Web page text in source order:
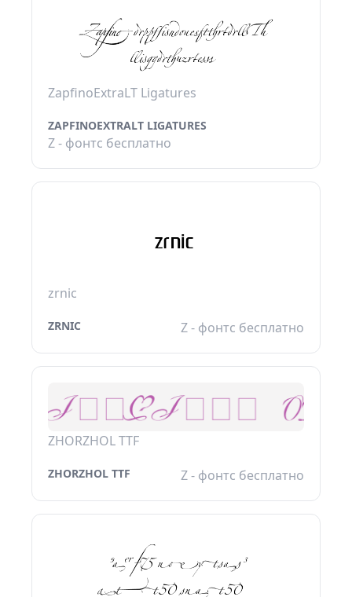
ZapfinoExtraLT Ligatures
ZAPFINOEXTRALT LIGATURES
Z - фонтс бесплатно
zrnic
ZRNIC Z - фонтс бесплатно
ZHORZHOL TTF
ZHORZHOL TTF Z - фонтс бесплатно